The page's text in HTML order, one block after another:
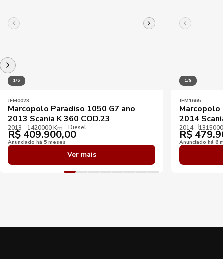
1/6
JEM0023
Marcopolo Paradiso 1050 G7 ano
2013 Scania K 360 COD.23
2013 1420000 Km Diesel
R$ 409.900,00
Anunciado há 5 meses
Ver mais
1/8
JEM1665
Marcopolo
2014
2014
R$
Anunciado há 6